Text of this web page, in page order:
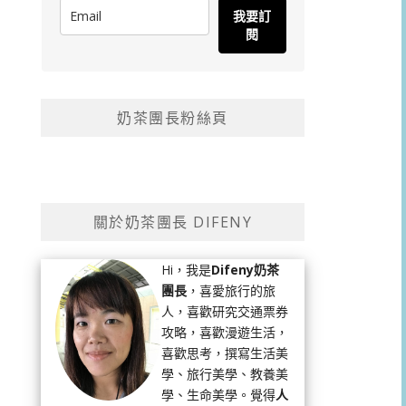
我要訂
閱
奶茶團長粉絲頁
關於奶茶團長 DIFENY
Hi，我是Difeny奶茶
團長 ，喜愛旅行的旅
人，喜歡研究交通票券
攻略，喜歡漫遊生活，
喜歡思考，撰寫生活美
學、旅行美學、教養美
學、生命美學。覺得人